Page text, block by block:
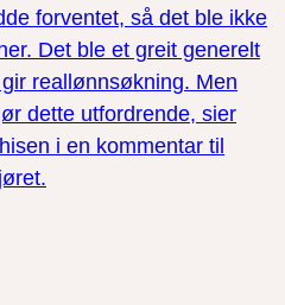
forventet, så det ble ikke
Det ble et greit generelt
reallønnsøkning. Men
dette utfordrende, sier
i en kommentar til